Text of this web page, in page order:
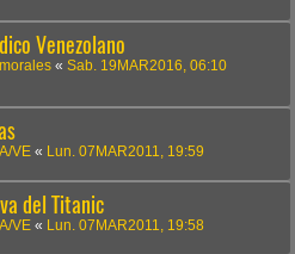
Venezolano
« Sab. 19MAR2016, 06:10
VE « Lun. 07MAR2011, 19:59
del Titanic
VE « Lun. 07MAR2011, 19:58